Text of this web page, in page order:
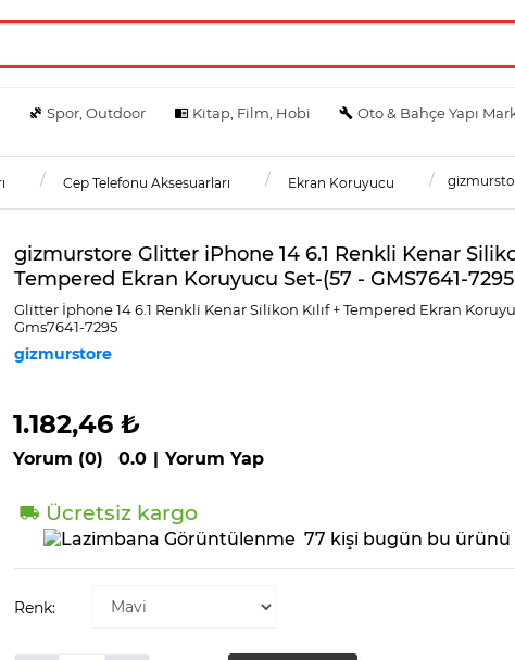
Spor, Outdoor Kitap, Film, Hobi Oto & Bahçe Yapı
Cep Telefonu Aksesuarları Ekran Koruyucu
gizmurstore Glitter iPhone 14 6.1 Renkli Kenar
Tempered Ekran Koruyucu Set-(57 - GMS7641-7295
Gli̇tter İphone 14 6.1 Renkli̇ Kenar Si̇li̇kon Kılıf + Tempered Ekran
Gms7641-7295
gizmurstore
1.182,46 ₺
Yorum (0) 0.0 | Yorum Yap
Ücretsiz kargo
77 kişi bugün bu
Renk: